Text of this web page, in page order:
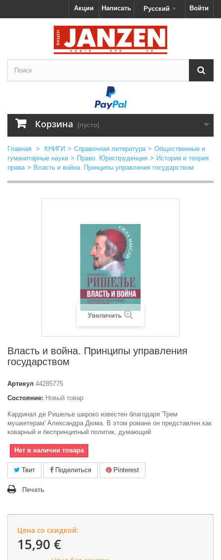
Войти
Русский
Написать
Акции
Корзина (пусто)
Главная > КНИГИ > Справочная литература > Общественные и
гуманитарные науки > Право. Юриспруденция > История и теория
права > Власть и война. Принципы управления государством
Увеличить
Власть и война. Принципы управления
государством
Артикул 44285775
Состояние: Новый товар
Кардинал де Ришелье широко известен благодаря 'Трем
мушкетерам' Александра Дюма. В этом романе он представлен как
коварный и беспринципный политик, думающий
Нет в наличии товара
Твит Поделиться Pinterest
Печать
Цена со скидкой:
15,90 €